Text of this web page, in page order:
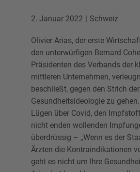
2. Januar 2022 Schweiz
Olivier Arias, der erste
den unterwürfigen Bernard
Präsidenten des Verbands der
mittleren Unternehmen,
beschließt, gegen den Strich der
Gesundheitsideologie zu
Lügen über Covid, den
nicht enden wollenden
überdrüssig – „Wenn es der
Ärzten die Kontraindikationen
geht es nicht um Ihre